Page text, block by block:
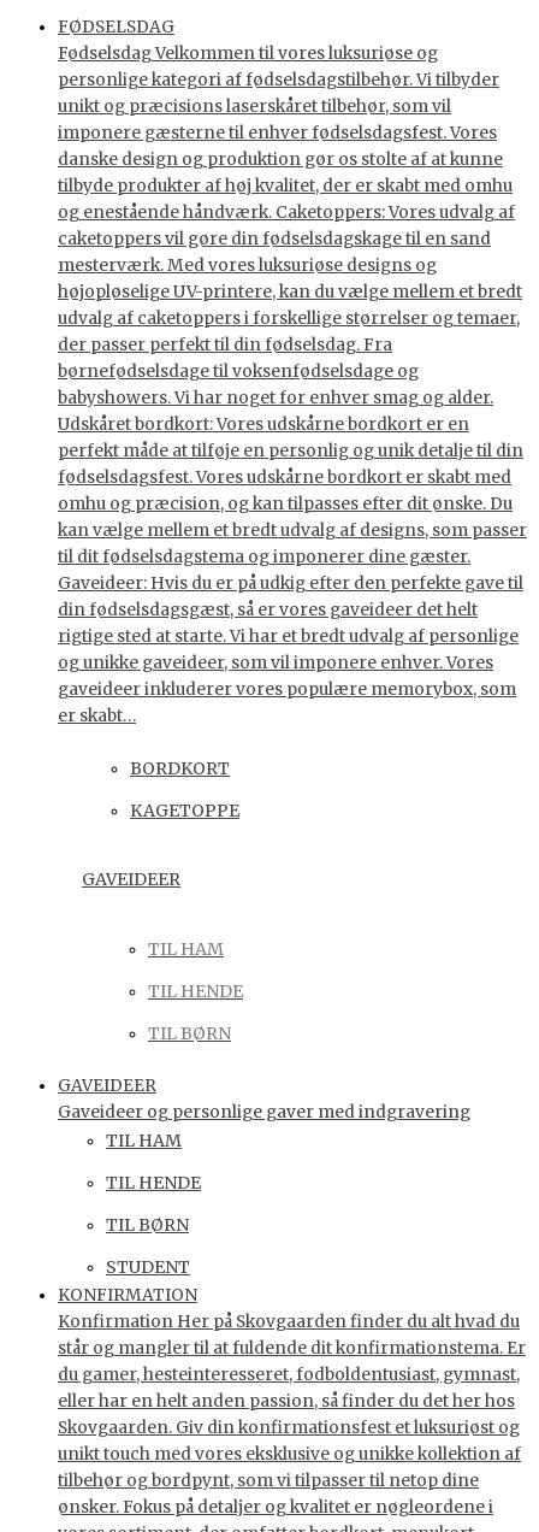
FØDSELSDAG
Fødselsdag Velkommen til vores luksuriøse og
personlige kategori af fødselsdagstilbehør. Vi tilbyder
unikt og præcisions laserskåret tilbehør, som vil
imponere gæsterne til enhver fødselsdagsfest. Vores
danske design og produktion gør os stolte af at kunne
tilbyde produkter af høj kvalitet, der er skabt med omhu
og enestående håndværk. Caketoppers: Vores udvalg af
caketoppers vil gøre din fødselsdagskage til en sand
mesterværk. Med vores luksuriøse designs og
højopløselige UV-printere, kan du vælge mellem et bredt
udvalg af caketoppers i forskellige størrelser og temaer,
der passer perfekt til din fødselsdag. Fra
børnefødselsdage til voksenfødselsdage og
babyshowers. Vi har noget for enhver smag og alder.
Udskåret bordkort: Vores udskårne bordkort er en
perfekt måde at tilføje en personlig og unik detalje til din
fødselsdagsfest. Vores udskårne bordkort er skabt med
omhu og præcision, og kan tilpasses efter dit ønske. Du
kan vælge mellem et bredt udvalg af designs, som passer
til dit fødselsdagstema og imponerer dine gæster.
Gaveideer: Hvis du er på udkig efter den perfekte gave til
din fødselsdagsgæst, så er vores gaveideer det helt
rigtige sted at starte. Vi har et bredt udvalg af personlige
og unikke gaveideer, som vil imponere enhver. Vores
gaveideer inkluderer vores populære memorybox, som
er skabt…
BORDKORT
KAGETOPPE
GAVEIDEER
TIL HAM
TIL HENDE
TIL BØRN
GAVEIDEER
Gaveideer og personlige gaver med indgravering
TIL HAM
TIL HENDE
TIL BØRN
STUDENT
KONFIRMATION
Konfirmation Her på Skovgaarden finder du alt hvad du
står og mangler til at fuldende dit konfirmationstema. Er
du gamer, hesteinteresseret, fodboldentusiast, gymnast,
eller har en helt anden passion, så finder du det her hos
Skovgaarden. Giv din konfirmationsfest et luksuriøst og
unikt touch med vores eksklusive og unikke kollektion af
tilbehør og bordpynt, som vi tilpasser til netop dine
ønsker. Fokus på detaljer og kvalitet er nøgleordene i